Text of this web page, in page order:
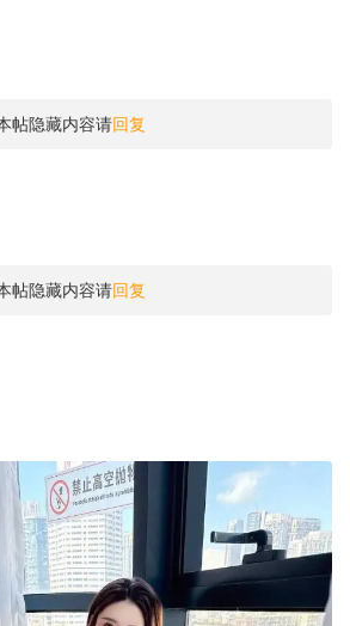
帖隐藏内容请回复
帖隐藏内容请回复